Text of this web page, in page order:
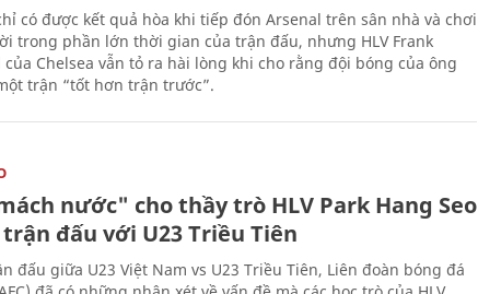
có được kết quả hòa khi tiếp đón Arsenal trên sân nhà và chơi
trong phần lớn thời gian của trận đấu, nhưng HLV Frank
của Chelsea vẫn tỏ ra hài lòng khi cho rằng đội bóng của ông
trận “tốt hơn trận trước”.
nước" cho thầy trò HLV Park Hang Seo
đấu với U23 Triều Tiên
đấu giữa U23 Việt Nam vs U23 Triều Tiên, Liên đoàn bóng đá